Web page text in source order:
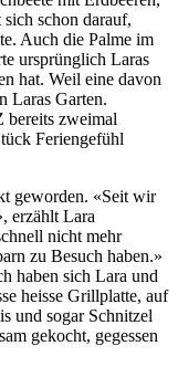
schon darauf,
Auch die Palme im
ursprünglich Laras
hat. Weil eine davon
Laras Garten.
bereits zweimal
Feriengefühl
geworden. «Seit wir
erzählt Lara
nicht mehr
zu Besuch haben.»
haben sich Lara und
heisse Grillplatte, auf
und sogar Schnitzel
gekocht, gegessen